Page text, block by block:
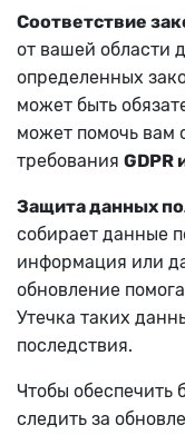
Соответствие
от вашей области
определенных
может быть
может помочь вам
требования GDPR
Защита данных
собирает данные
информация или
обновление
Утечка таких
последствия.
Чтобы обеспечить
следить за